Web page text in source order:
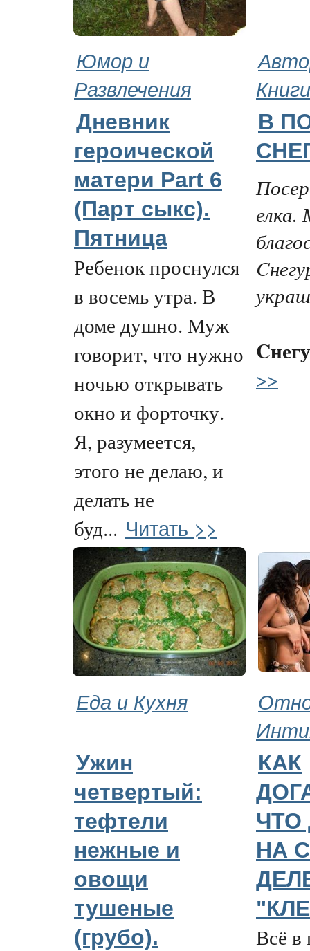
Юмор и
Развлечения
Книги
Дневник
героической
матери Part 6
(Парт cыкс).
Пятница
Ребенок проснулся
в восемь утра. В
доме душно. Муж
говорит, что нужно
ночью открывать
окно и форточку.
Я, разумеется,
этого не делаю, и
делать не
буд... Читать >>
В
>>
Еда и Кухня
Ужин
четвертый:
тефтели
нежные и
овощи
тушеные
(грубо).
КАК
ЧТО
НА
Всё в